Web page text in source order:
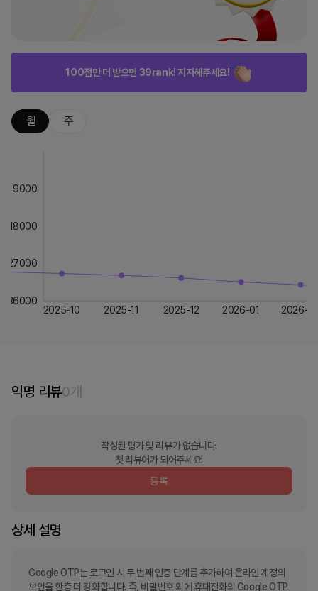
100점만 더 받으면 39rank! 지지해주세요!
월 주
2025-10 2025-11 2025-12 2026-01 2026-
9000
18000
27000
36000
익명 리뷰0개
작성된 평가 및 리뷰가 없습니다.
첫 리뷰어가 되어주세요!
등록
상세 설명
Google OTP는 로그인 시 두 번째 인증 단계를 추가하여 온라인 계정의
보안을 한층 더 강화합니다. 즉, 비밀번호 외에 휴대전화의 Google OTP